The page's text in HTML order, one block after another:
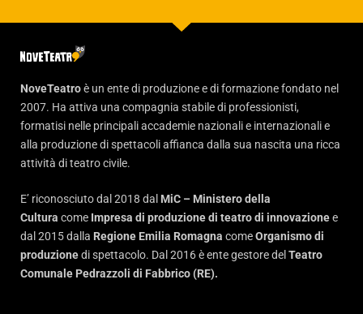
NoveTeatroè un ente di produzione e di formazione fondato nel
2007. Ha attiva una compagnia stabile di professionisti,
formatisi nelle principali accademie nazionali e internazionali e
alla produzione di spettacoli affianca dalla sua nascita una ricca
attività di teatro civile.
E’ riconosciuto dal 2018 dal MiC – Ministero della
Cultura come Impresa di produzione di teatro di innovazionee
dal 2015 dalla Regione Emilia Romagna comeOrganismo di
produzionedi spettacolo. Dal 2016 è ente gestore delTeatro
Comunale Pedrazzoli di Fabbrico (RE).